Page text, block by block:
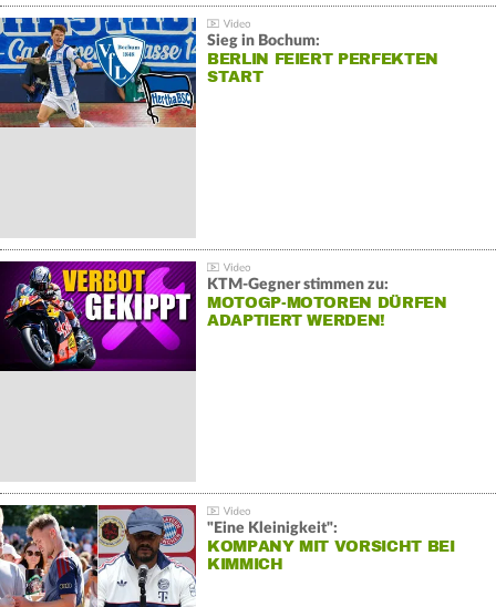
Sieg in Bochum:
BERLIN FEIERT PERFEKTEN
START
KTM-Gegner stimmen zu:
MOTOGP-MOTOREN DÜRFEN
ADAPTIERT WERDEN!
"Eine Kleinigkeit":
KOMPANY MIT VORSICHT BEI
KIMMICH